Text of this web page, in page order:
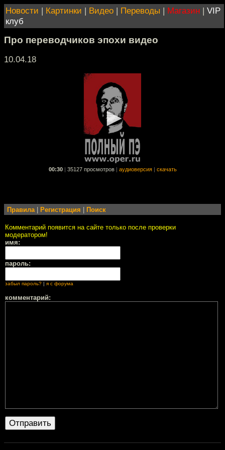
Новости | Картинки | Видео | Переводы | Магазин | VIP
клуб
Про переводчиков эпохи видео
10.04.18
00:30 35127 просмотров аудиоверсия скачать
Правила| Регистрация Поиск
Комментарий появится на сайте только после проверки
модератором!
имя:
пароль:
забыл пароль? я с форума
комментарий: